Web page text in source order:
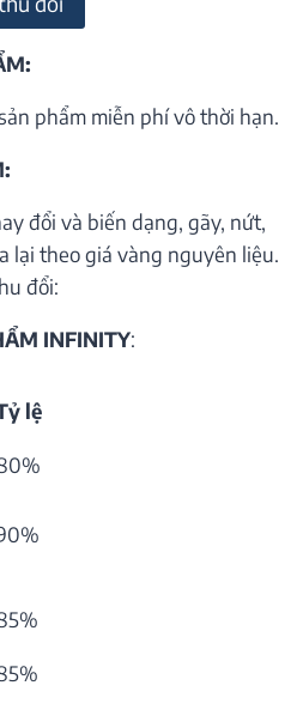
phẩm miễn phí vô thời hạn.
đổi và biến dạng, gãy, nứt,
lại theo giá vàng nguyên liệu.
đổi:
INFINITY:
lệ